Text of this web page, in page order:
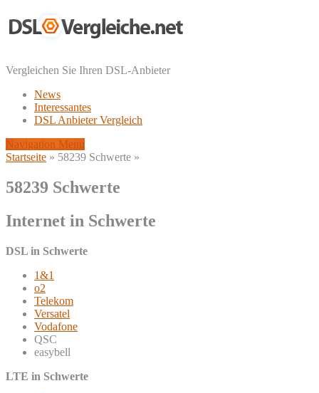
Vergleichen Sie Ihren DSL-Anbieter
News
Interessantes
DSL Anbieter Vergleich
Navigation Menu
Startseite » 58239 Schwerte »
58239 Schwerte
Internet in Schwerte
DSL in Schwerte
1&1
o2
Telekom
Versatel
Vodafone
QSC
easybell
LTE in Schwerte